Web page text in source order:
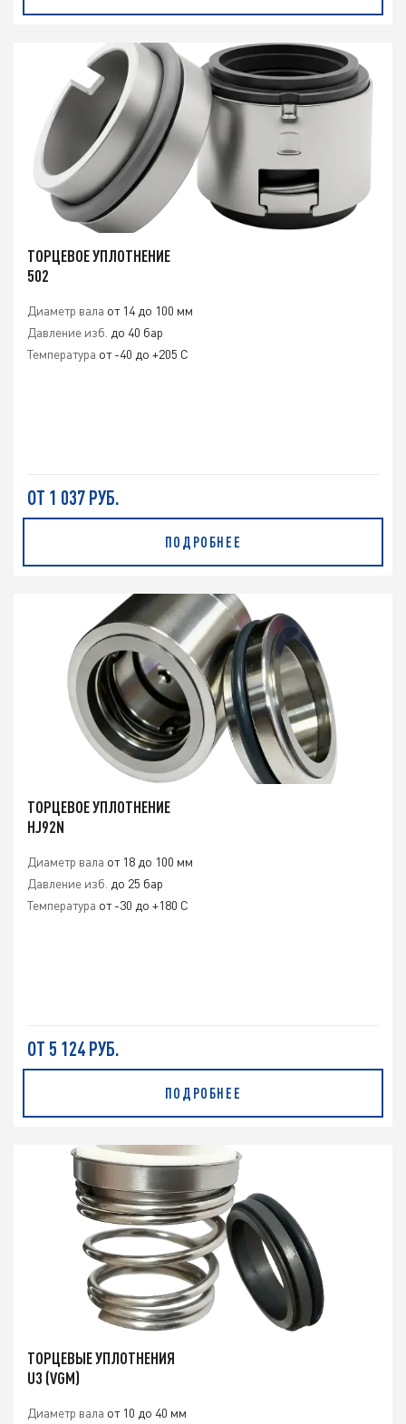
ТОРЦЕВОЕ УПЛОТНЕНИЕ
502
Диаметр вала от 14 до 100 мм
Давление изб. до 40 бар
Температура от -40 до +205 С
ОТ 1 037 РУБ.
ПОДРОБНЕЕ
ТОРЦЕВОЕ УПЛОТНЕНИЕ
HJ92N
Диаметр вала от 18 до 100 мм
Давление изб. до 25 бар
Температура от -30 до +180 С
ОТ 5 124 РУБ.
ПОДРОБНЕЕ
ТОРЦЕВЫЕ УПЛОТНЕНИЯ
U3 (VGM)
Диаметр вала от 10 до 40 мм